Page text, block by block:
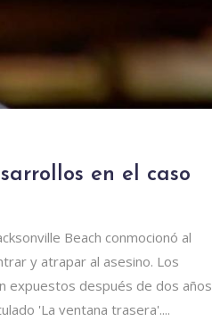
en el caso
Beach conmocionó al
y atrapar al asesino. Los
expuestos después de dos años
'La ventana trasera'....